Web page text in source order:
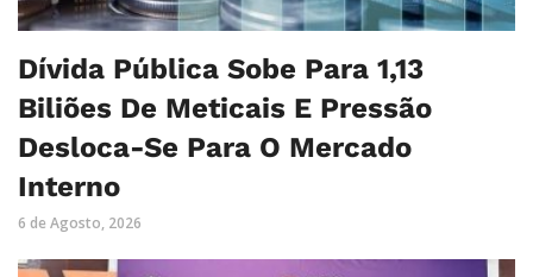
Dívida Pública Sobe Para 1,13
Biliões De Meticais E Pressão
Desloca-Se Para O Mercado
Interno
6 de Agosto, 2026